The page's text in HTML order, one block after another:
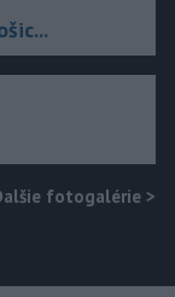
fotogalérie >